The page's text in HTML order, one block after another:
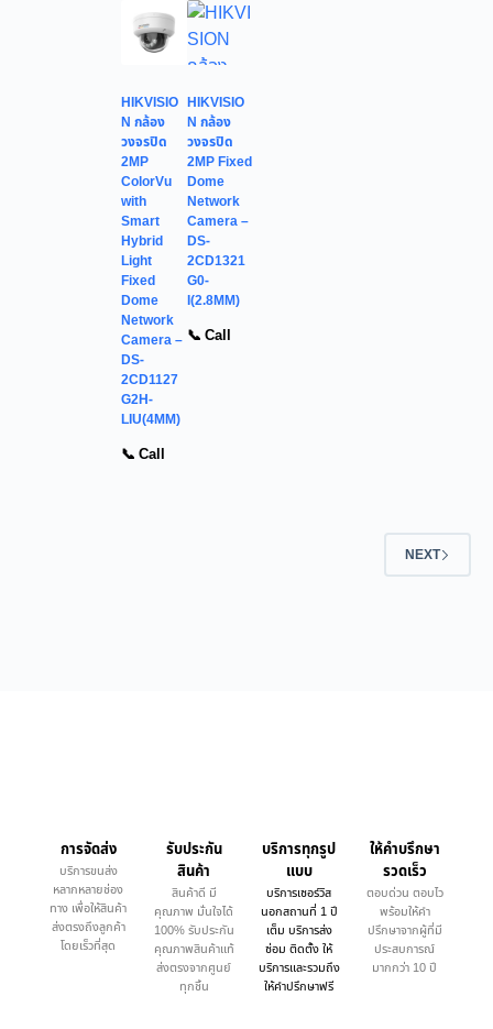
HIKVISIO
N กล้อง
วงจรปิด
2MP
ColorVu
with
Smart
Hybrid
Light
Fixed
Dome
Network
Camera –
DS-
2CD1127
G2H-
LIU(4MM)
📞 Call
HIKVISIO
N กล้อง
วงจรปิด
2MP Fixed
Dome
Network
Camera –
DS-
2CD1321
G0-
I(2.8MM)
📞 Call
NEXT
การจัดส่ง
บริการขนส่ง
หลากหลายช่อง
ทาง เพื่อให้สินค้า
ส่งตรงถึงลูกค้า
โดยเร็วที่สุด
รับประกัน
สินค้า
สินค้าดี มี
คุณภาพ มั่นใจได้
100% รับประกัน
คุณภาพสินค้าแท้
ส่งตรงจากศูนย์
ทุกชิ้น
บริการทุกรูป
แบบ
บริการเซอร์วิส
นอกสถานที่ 1 ปี
เต็ม บริการส่ง
ซ่อม ติดตั้ง ให้
บริการและรวมถึง
ให้คำปรึกษาฟรี
ให้คำบรึกษา
รวดเร็ว
ตอบด่วน ตอบไว
พร้อมให้คำ
ปรึกษาจากผู้ที่มี
ประสบการณ์
มากกว่า 10 ปี